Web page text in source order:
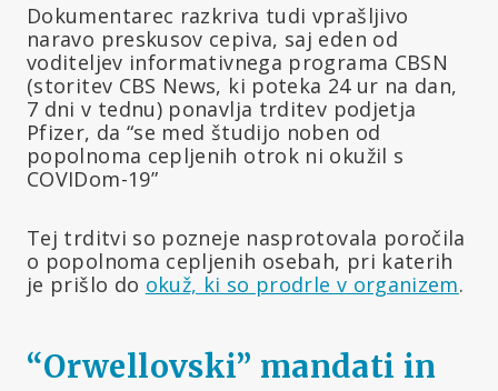
Dokumentarec razkriva tudi vprašljivo
naravo preskusov cepiva, saj eden od
voditeljev informativnega programa CBSN
(storitev CBS News, ki poteka 24 ur na dan,
7 dni v tednu) ponavlja trditev podjetja
Pfizer, da “se med študijo noben od
popolnoma cepljenih otrok ni okužil s
COVIDom-19”
Tej trditvi so pozneje nasprotovala poročila
o popolnoma cepljenih osebah, pri katerih
je prišlo do okuž, ki so prodrle v organizem.
“Orwellovski” mandati in